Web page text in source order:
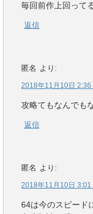
毎回前作上回って
返信
匿名 より:
2018年11月10日 2:36
攻略てもなんでも
返信
匿名 より:
2018年11月10日 3:01
64は今のスピード